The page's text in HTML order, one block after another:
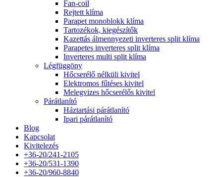
Fan-coil
Rejtett klíma
Parapet monoblokk klíma
Tartozékok, kiegészítők
Kazettás álmennyezeti inverteres split klíma
Parapetes inverteres split klíma
Inverteres multi split klíma
Légfüggöny
Hőcserélő nélküli kivitel
Elektromos fűtéses kivitel
Melegvizes hőcserélős kivitel
Párátlanító
Háztartási párátlanító
Ipari párátlanító
Blog
Kapcsolat
Kivitelezés
+36-20/241-2105
+36-20/531-1390
+36-20/960-8840